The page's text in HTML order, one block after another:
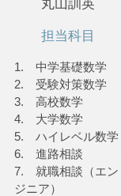
丸山訓英
担当科目
1. 中学基礎数学
2. 受験対策数学
3. 高校数学
4. 大学数学
5. ハイレベル数学
6. 進路相談
7. 就職相談（エン
ジニア）